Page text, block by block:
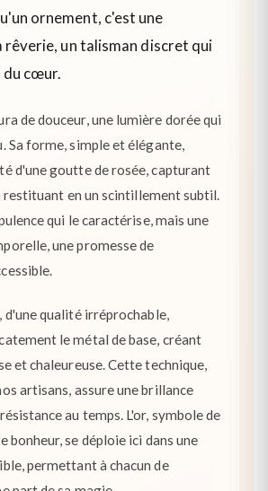
ornement, c'est une
un talisman discret qui
du cœur.
de douceur, une lumière dorée qui
Sa forme, simple et élégante,
d'une goutte de rosée, capturant
en un scintillement subtil.
qui le caractérise, mais une
une promesse de
d'une qualité irréprochable,
le métal de base, créant
et chaleureuse. Cette technique,
artisans, assure une brillance
au temps. L'or, symbole de
bonheur, se déploie ici dans une
permettant à chacun de